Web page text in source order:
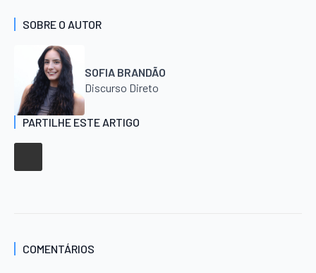
SOBRE O AUTOR
SOFIA BRANDÃO
Discurso Direto
PARTILHE ESTE ARTIGO
COMENTÁRIOS